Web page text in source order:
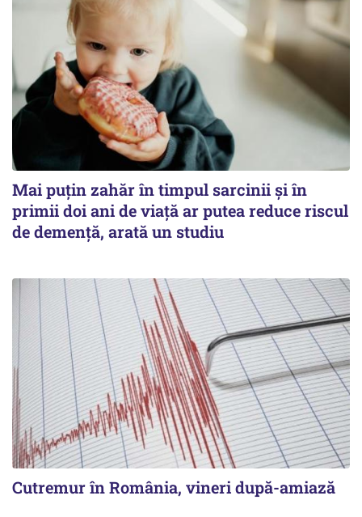
Mai puțin zahăr în timpul sarcinii și în
primii doi ani de viață ar putea reduce riscul
de demență, arată un studiu
Cutremur în România, vineri după-amiază